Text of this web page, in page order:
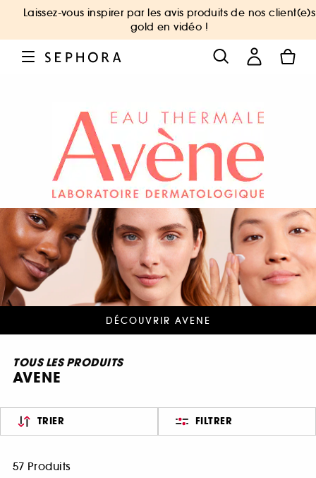
Laissez-vous inspirer par les avis produits de nos client(e)s
gold en vidéo !
DÉCOUVRIR AVENE
TOUS LES PRODUITS
AVENE
TRIER FILTRER
57 Produits